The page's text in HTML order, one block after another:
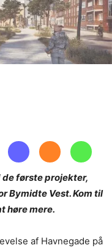
første projekter,
Bymidte Vest. Kom til
høre mere.
af Havnegade på